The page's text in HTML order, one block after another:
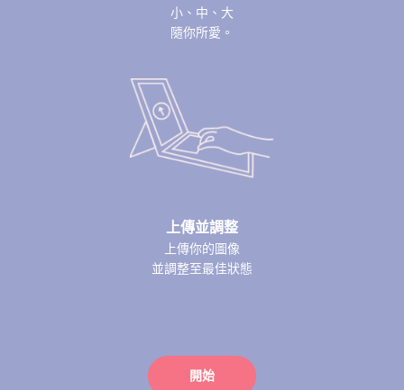
小、中、大
隨你所愛。
上傳並調整
上傳你的圖像
並調整至最佳狀態
開始